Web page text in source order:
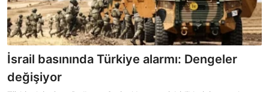
İsrail basınında Türkiye alarmı: Dengeler
değişiyor